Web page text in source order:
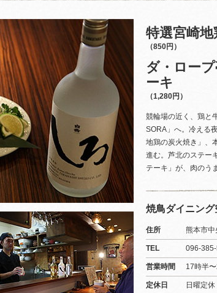
特選宮崎地
（850円）
ダ・ロー
ーキ
（1,280円）
競輪場の近く、鶏と
SORA」へ。冷える
地鶏の炭火焼き」、
進む。芦北のステー
テーキ」が、肉のう
焼鳥ダイニン
住所 熊本市
TEL 096-
営業時間 17時半
定休日 日曜定休